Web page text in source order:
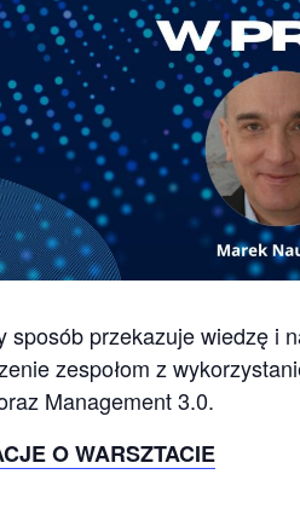
sposób przekazuje wiedzę i
zespołom z
Management 3.0.
O WARSZTACIE